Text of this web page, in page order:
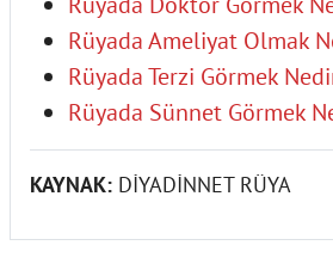
Rüyada Ameliyat Olmak
Rüyada Terzi Görmek
Rüyada Sünnet Görmek
KAYNAK: DİYADİNNET RÜYA